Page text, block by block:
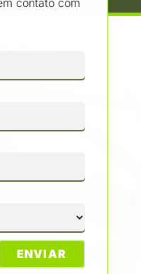
contato com
ENVIAR